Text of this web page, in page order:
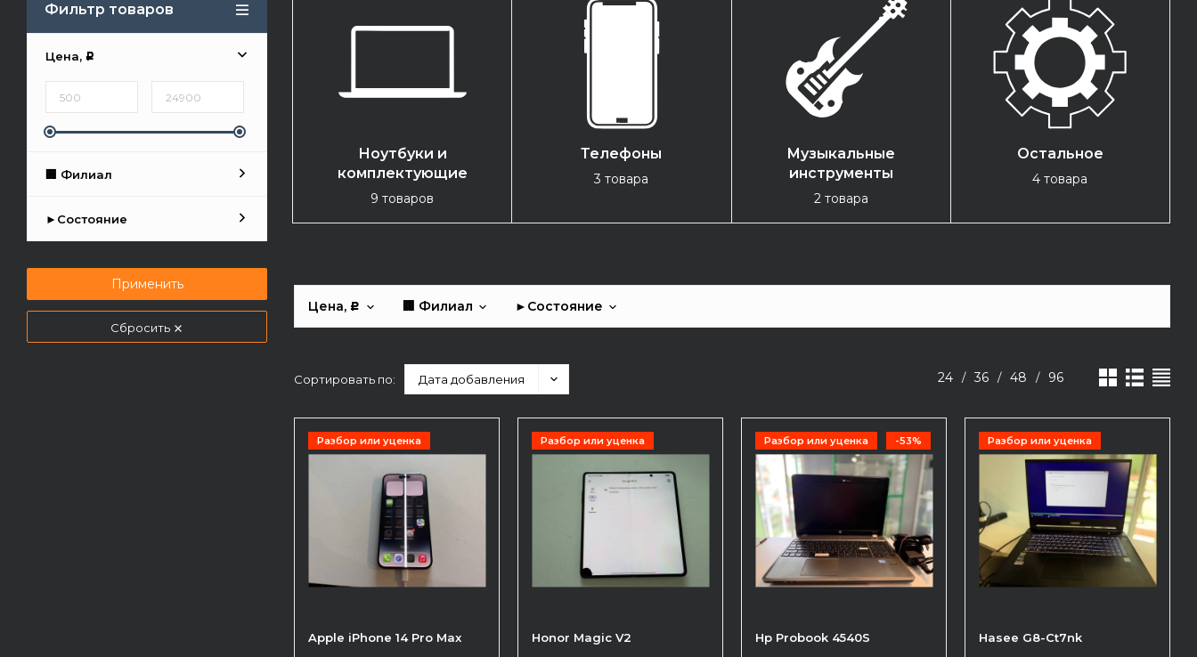
Фильтр товаров
Цена, Р
🏢 Филиал
►Состояние
Применить
Сбросить
Ноутбуки и
комплектующие
9 товаров
Телефоны
3 товара
Музыкальные
инструменты
2 товара
Остальное
4 товара
Цена, Р 🏢 Филиал ►Состояние
Сортировать по: Дата добавления 24 / 36 / 48 / 96
Разбор или уценка
Apple iPhone 14 Pro Max
Разбор или уценка
Honor Magic V2
Разбор или уценка -53%
Hp Probook 4540S
Разбор или уценка
Hasee G8-Ct7nk